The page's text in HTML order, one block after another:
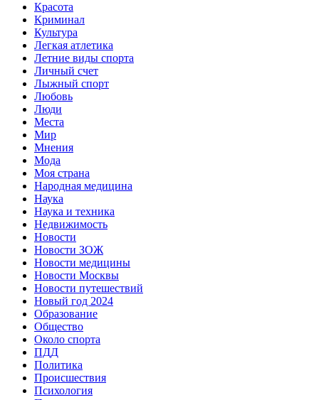
Красота
Криминал
Культура
Легкая атлетика
Летние виды спорта
Личный счет
Лыжный спорт
Любовь
Люди
Места
Мир
Мнения
Мода
Моя страна
Народная медицина
Наука
Наука и техника
Недвижимость
Новости
Новости ЗОЖ
Новости медицины
Новости Москвы
Новости путешествий
Новый год 2024
Образование
Общество
Около спорта
ПДД
Политика
Происшествия
Психология